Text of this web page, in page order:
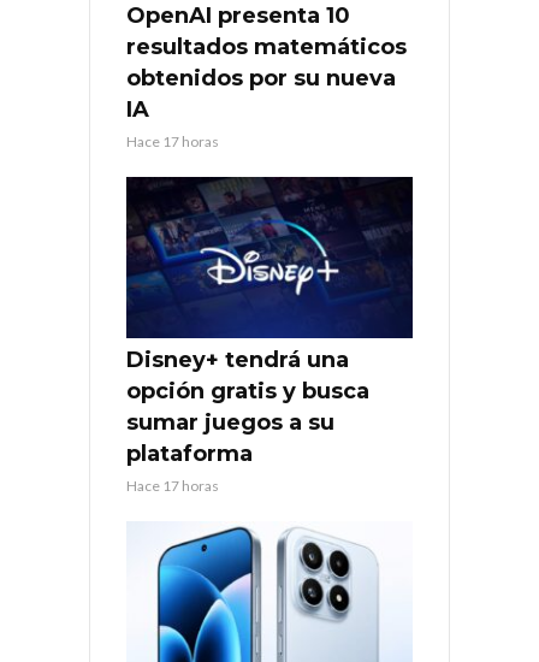
OpenAI presenta 10
resultados matemáticos
obtenidos por su nueva
IA
Hace 17 horas
Disney+ tendrá una
opción gratis y busca
sumar juegos a su
plataforma
Hace 17 horas